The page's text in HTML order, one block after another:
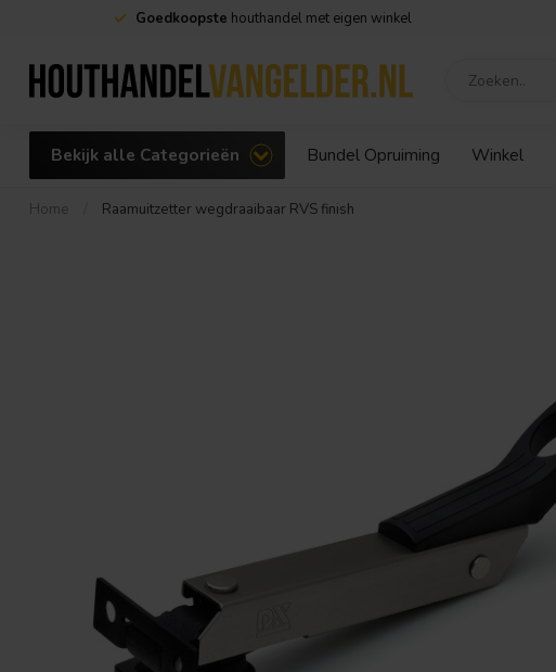
Goedkoopste houthandel met eigen winkel
Bekijk alle Categorieën Bundel Opruiming Winkel
Home Raamuitzetter wegdraaibaar RVS finish